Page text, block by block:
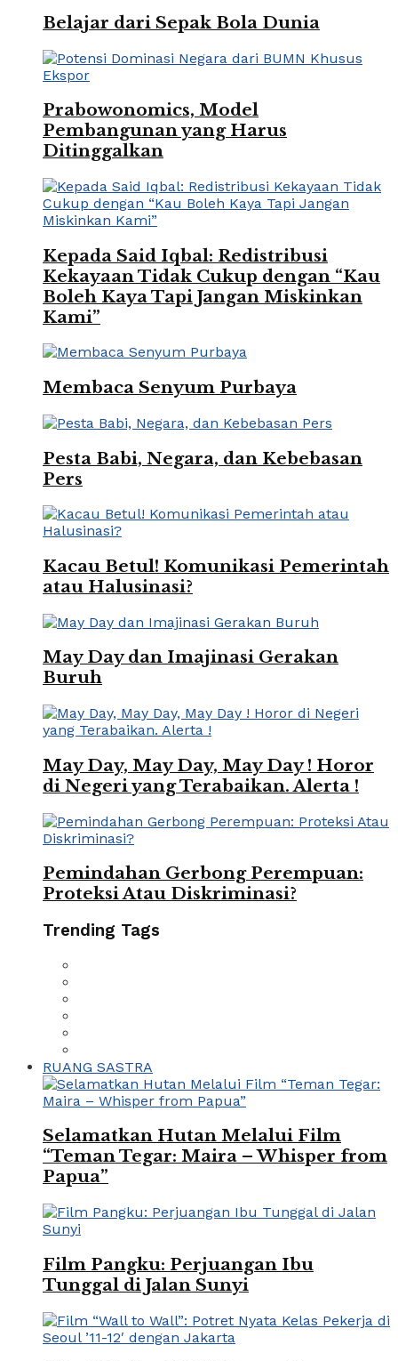
Belajar dari Sepak Bola Dunia
Prabowonomics, Model
Pembangunan yang Harus
Ditinggalkan
Kepada Said Iqbal: Redistribusi
Kekayaan Tidak Cukup dengan “Kau
Boleh Kaya Tapi Jangan Miskinkan
Kami”
Membaca Senyum Purbaya
Pesta Babi, Negara, dan Kebebasan
Pers
Kacau Betul! Komunikasi Pemerintah
atau Halusinasi?
May Day dan Imajinasi Gerakan
Buruh
May Day, May Day, May Day ! Horor
di Negeri yang Terabaikan. Alerta !
Pemindahan Gerbong Perempuan:
Proteksi Atau Diskriminasi?
Trending Tags
RUANG SASTRA
Selamatkan Hutan Melalui Film
“Teman Tegar: Maira – Whisper from
Papua”
Film Pangku: Perjuangan Ibu
Tunggal di Jalan Sunyi